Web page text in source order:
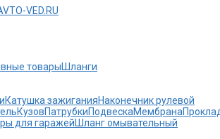
VED.RU
товарыШланги
Катушка зажиганияНаконечник рулевой
КузовПатрубкиПодвескаМембрана
для гаражейШланг омывательный